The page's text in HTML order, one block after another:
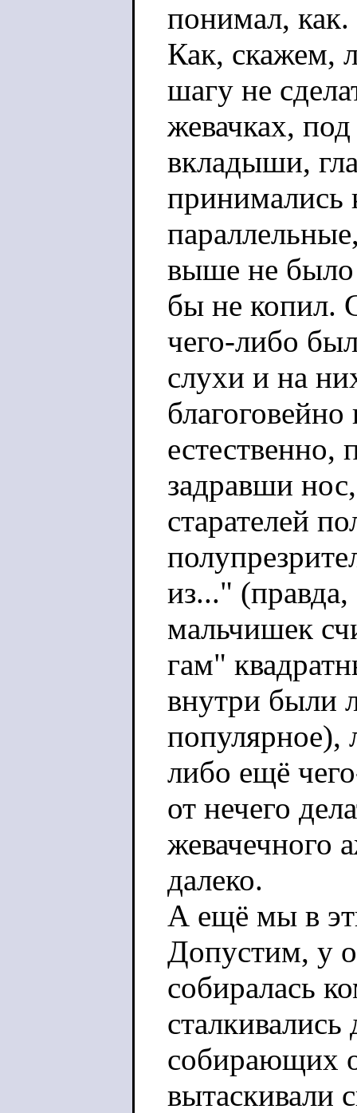
понимал, как.
Как, скажем,
шагу не
жевачках,
вкладыши,
принимались
выше не было
бы не копил.
чего-либо
слухи и на
естественно,
задравши
старателей
из..."
мальчишек
гам"
внутри были
популярное),
либо ещё
от нечего
жевачечного
далеко.
А ещё мы в
Допустим, у
собиралась
собирающих
вытаскивали